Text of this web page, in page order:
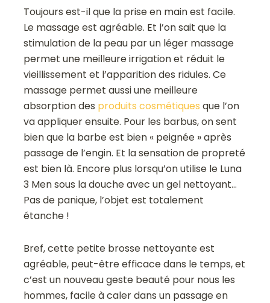
Toujours est-il que la prise en main est facile.
Le massage est agréable. Et l’on sait que la
stimulation de la peau par un léger massage
permet une meilleure irrigation et réduit le
vieillissement et l’apparition des ridules. Ce
massage permet aussi une meilleure
absorption des produits cosmétiques que l’on
va appliquer ensuite. Pour les barbus, on sent
bien que la barbe est bien « peignée » après
passage de l’engin. Et la sensation de propreté
est bien là. Encore plus lorsqu’on utilise le Luna
3 Men sous la douche avec un gel nettoyant…
Pas de panique, l’objet est totalement
étanche !
Bref, cette petite brosse nettoyante est
agréable, peut-être efficace dans le temps, et
c’est un nouveau geste beauté pour nous les
hommes, facile à caler dans un passage en